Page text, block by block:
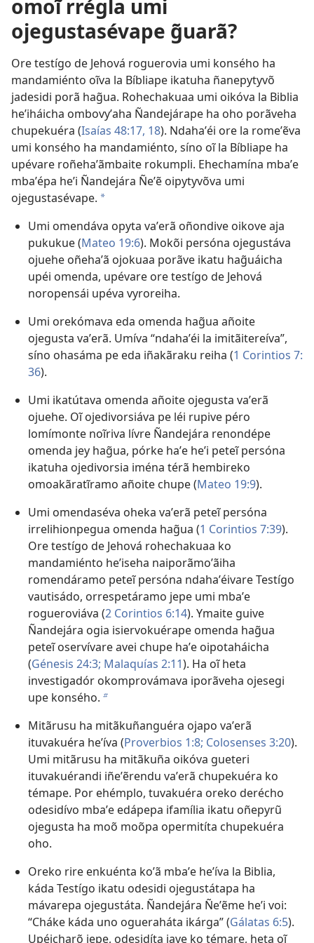
omoĩ rrégla umi
ojegustasévape g̃uarã?
Ore testígo de Jehová roguerovia umi konsého ha
mandamiénto oĩva la Bíbliape ikatuha ñanepytyvõ
jadesidi porã hag̃ua. Rohechakuaa umi oikóva la Biblia
heʼiháicha ombovyʼaha Ñandejárape ha oho porãveha
chupekuéra (Isaías 48:17, 18). Ndahaʼéi ore la romeʼẽva
umi konsého ha mandamiénto, síno oĩ la Bíbliape ha
upévare roñehaʼãmbaite rokumpli. Ehechamína mbaʼe
mbaʼépa heʼi Ñandejára Ñeʼẽ oipytyvõva umi
ojegustasévape. a
Umi omendáva opyta vaʼerã oñondive oikove aja
pukukue (Mateo 19:6). Mokõi persóna ojegustáva
ojuehe oñehaʼã ojokuaa porãve ikatu hag̃uáicha
upéi omenda, upévare ore testígo de Jehová
noropensái upéva vyroreiha.
Umi orekómava eda omenda hag̃ua añoite
ojegusta vaʼerã. Umíva “ndahaʼéi la imitãitereíva”,
síno ohasáma pe eda iñakãraku reiha (1 Corintios 7:​
36).
Umi ikatútava omenda añoite ojegusta vaʼerã
ojuehe. Oĩ ojedivorsiáva pe léi rupive péro
lomímonte noĩriva lívre Ñandejára renondépe
omenda jey hag̃ua, pórke haʼe heʼi peteĩ persóna
ikatuha ojedivorsia iména térã hembireko
omoakãratĩramo añoite chupe (Mateo 19:9).
Umi omendaséva oheka vaʼerã peteĩ persóna
irrelihionpegua omenda hag̃ua (1 Corintios 7:​39).
Ore testígo de Jehová rohechakuaa ko
mandamiénto heʼiseha naiporãmoʼãiha
romendáramo peteĩ persóna ndahaʼéivare Testígo
vautisádo, orrespetáramo jepe umi mbaʼe
rogueroviáva (2 Corintios 6:​14). Ymaite guive
Ñandejára ogia isiervokuérape omenda hag̃ua
peteĩ oservívare avei chupe haʼe oipotaháicha
(Génesis 24:3; Malaquías 2:​11). Ha oĩ heta
investigadór okomprovámava iporãveha ojesegi
upe konsého. b
Mitãrusu ha mitãkuñanguéra ojapo vaʼerã
ituvakuéra heʼíva (Proverbios 1:8; Colosenses 3:​20).
Umi mitãrusu ha mitãkuña oikóva gueteri
ituvakuérandi iñeʼẽrendu vaʼerã chupekuéra ko
témape. Por ehémplo, tuvakuéra oreko derécho
odesidívo mbaʼe edápepa ifamília ikatu oñepyrũ
ojegusta ha moõ moõpa opermitíta chupekuéra
oho.
Oreko rire enkuénta koʼã mbaʼe heʼíva la Biblia,
káda Testígo ikatu odesidi ojegustátapa ha
mávarepa ojegustáta. Ñandejára Ñeʼẽme heʼi voi:
“Cháke káda uno ogueraháta ikárga” (Gálatas 6:5).
Upéicharõ jepe, odesidíta jave ko témare, heta oĩ